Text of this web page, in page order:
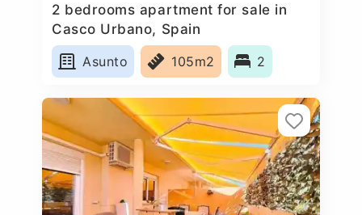
2 bedrooms apartment for sale in
Casco Urbano, Spain
Asunto
105m2 2